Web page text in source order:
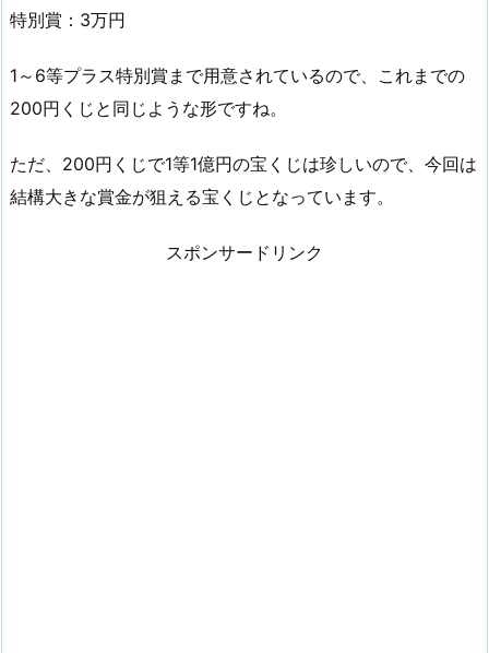
特別賞：3万円
1～6等プラス特別賞まで用意されているので、これまでの
200円くじと同じような形ですね。
ただ、200円くじで1等1億円の宝くじは珍しいので、今回は
結構大きな賞金が狙える宝くじとなっています。
スポンサードリンク